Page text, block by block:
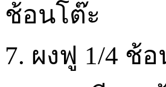
ช้อนโต๊ะ
7. ผงฟู 1/4 ช้